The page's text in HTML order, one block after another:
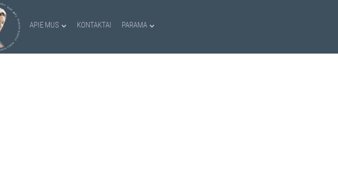
APIE MUS KONTAKTAI PARAMA